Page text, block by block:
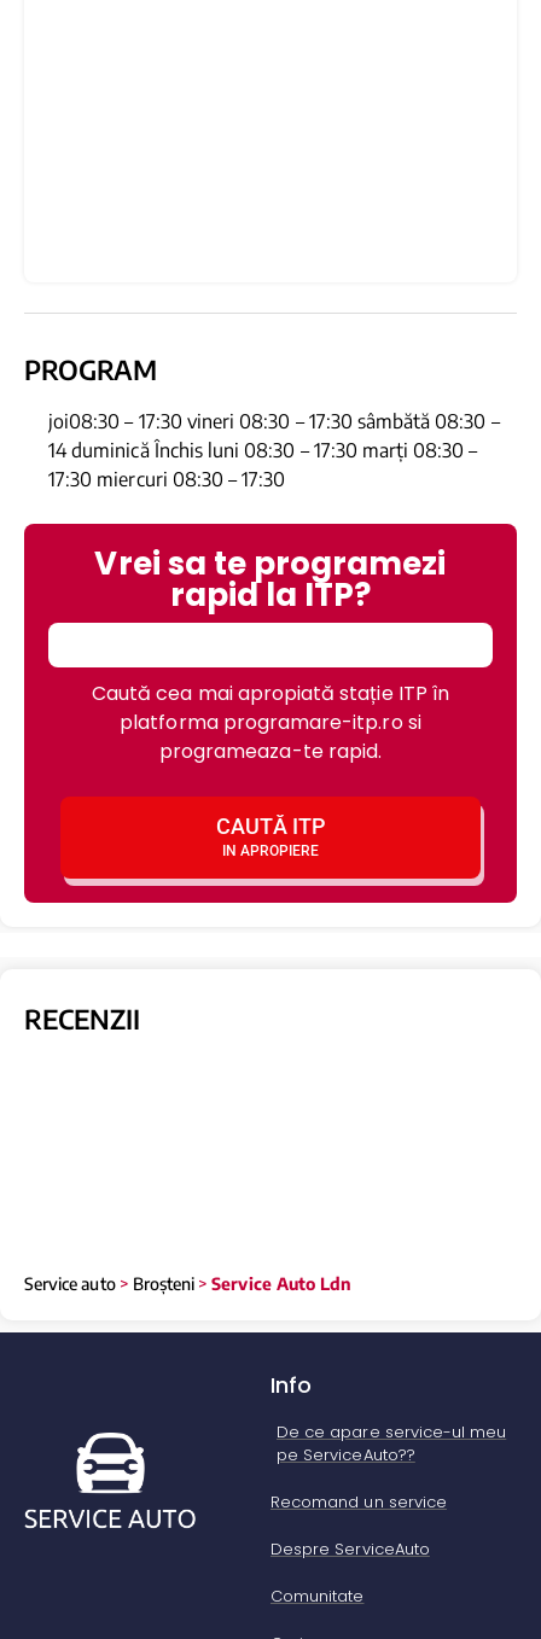
PROGRAM
joi08:30 – 17:30 vineri 08:30 – 17:30 sâmbătă 08:30 –
14 duminică Închis luni 08:30 – 17:30 marți 08:30 –
17:30 miercuri 08:30 – 17:30
Vrei sa te programezi
rapid la ITP?
Caută cea mai apropiată stație ITP în
platforma programare-itp.ro si
programeaza-te rapid.
CAUTĂ ITP
IN APROPIERE
RECENZII
Service auto> Broșteni >Service Auto Ldn
Info
De ce apare service-ul meu
pe ServiceAuto??
Recomand un service
Despre ServiceAuto
Comunitate